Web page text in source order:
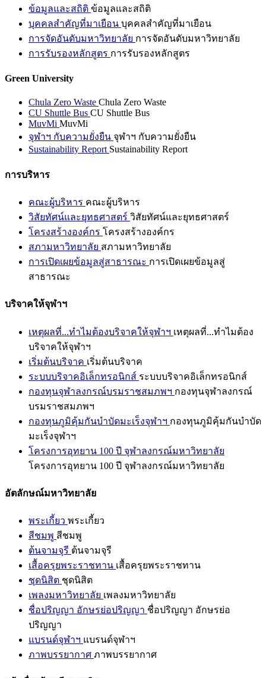
ข้อมูลและสถิติ ข้อมูลและสถิติ
บุคคลสำคัญที่มาเยือน บุคคลสำคัญที่มาเยือน
การจัดอันดับมหาวิทยาลัย การจัดอันดับมหาวิทยาลัย
การรับรองหลักสูตร การรับรองหลักสูตร
Green University
Chula Zero Waste Chula Zero Waste
CU Shuttle Bus CU Shuttle Bus
MuvMi MuvMi
จุฬาฯ กับความยั่งยืน จุฬาฯ กับความยั่งยืน
Sustainability Report Sustainability Report
การบริหาร
คณะผู้บริหาร คณะผู้บริหาร
วิสัยทัศน์และยุทธศาสตร์ วิสัยทัศน์และยุทธศาสตร์
โครงสร้างองค์กร โครงสร้างองค์กร
สภามหาวิทยาลัย สภามหาวิทยาลัย
การเปิดเผยข้อมูลสู่สาธารณะ การเปิดเผยข้อมูลสู่
สาธารณะ
บริจาคให้จุฬาฯ
เหตุผลที่...ทำไมต้องบริจาคให้จุฬาฯ เหตุผลที่...ทำไมต้อง
บริจาคให้จุฬาฯ
เริ่มต้นบริจาค เริ่มต้นบริจาค
ระบบบริจาคอิเล็กทรอนิกส์ ระบบบริจาคอิเล็กทรอนิกส์
กองทุนจุฬาลงกรณ์บรมราชสมภพฯ กองทุนจุฬาลงกรณ์
บรมราชสมภพฯ
กองทุนภูมิคุ้มกันบำบัดมะเร็งจุฬาฯ กองทุนภูมิคุ้มกันบำบัด
มะเร็งจุฬาฯ
โครงการอุทยาน 100 ปี จุฬาลงกรณ์มหาวิทยาลัย
โครงการอุทยาน 100 ปี จุฬาลงกรณ์มหาวิทยาลัย
อัตลักษณ์มหาวิทยาลัย
พระเกี้ยว พระเกี้ยว
สีชมพู สีชมพู
ต้นจามจุรี ต้นจามจุรี
เสื้อครุยพระราชทาน เสื้อครุยพระราชทาน
ชุดนิสิต ชุดนิสิต
เพลงมหาวิทยาลัย เพลงมหาวิทยาลัย
ชื่อปริญญา อักษรย่อปริญญา ชื่อปริญญา อักษรย่อ
ปริญญา
แบรนด์จุฬาฯ แบรนด์จุฬาฯ
ภาพบรรยากาศ ภาพบรรยากาศ